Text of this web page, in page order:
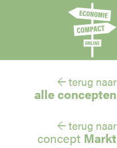
← terug naar
alle concepten
← terug naar
concept Markt